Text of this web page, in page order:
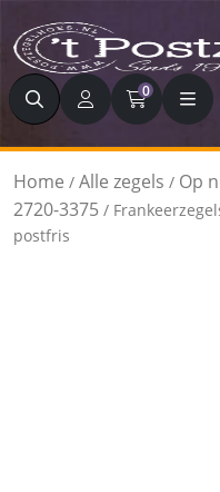
Zoeken 0
Home / Alle zegels / Op
2720-3375 /
postfris